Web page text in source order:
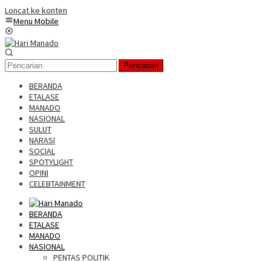
Loncat ke konten
Menu Mobile
Pencarian
BERANDA
ETALASE
MANADO
NASIONAL
SULUT
NARASI
SOCIAL
SPOTYLIGHT
OPINI
CELEBTAINMENT
BERANDA
ETALASE
MANADO
NASIONAL
PENTAS POLITIK